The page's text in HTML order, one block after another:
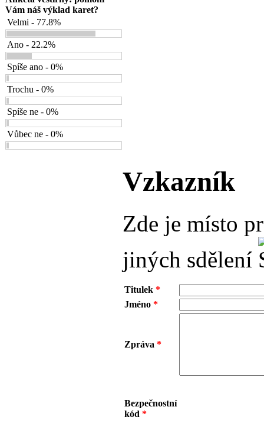
Vám náš výklad karet?
Velmi - 77.8%
Ano - 22.2%
Spíše ano - 0%
Trochu - 0%
Spíše ne - 0%
Vůbec ne - 0%
Vzkazník
Zde je místo
jiných sdělení
Titulek *
Jméno *
Zpráva *
Bezpečnostní
kód *